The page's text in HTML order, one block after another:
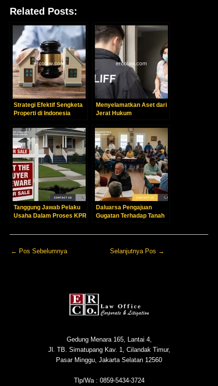
Related Posts:
Strategi Efektif Sengketa
Properti di Indonesia
Menyelamatkan Aset dari
Jerat Hukum
Tanggung Jawab Pelaku
Usaha Dalam Proses KPR
Daluarsa Pengajuan
Gugatan Terhadap Tanah
← Pos Sebelumnya Selanjutnya Pos →
Gedung Menara 165, Lantai 4,
Jl. TB. Simatupang Kav. 1, Cilandak Timur,
Pasar Minggu, Jakarta Selatan 12560
Tlp/Wa : 0859-5434-3724